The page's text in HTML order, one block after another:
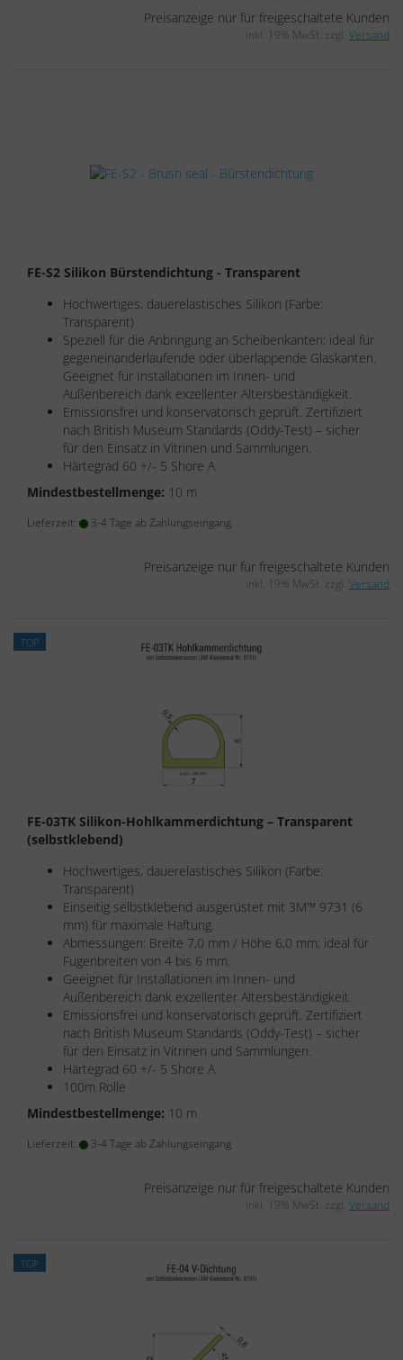
Preisanzeige nur für freigeschaltete Kunden
inkl. 19% MwSt. zzgl. Versand
FE-S2 Silikon Bürstendichtung - Transparent
Hochwertiges, dauerelastisches Silikon (Farbe:
Transparent)
Speziell für die Anbringung an Scheibenkanten; ideal für
gegeneinanderlaufende oder überlappende Glaskanten.
Geeignet für Installationen im Innen- und
Außenbereich dank exzellenter Altersbeständigkeit.
Emissionsfrei und konservatorisch geprüft. Zertifiziert
nach British Museum Standards (Oddy-Test) – sicher
für den Einsatz in Vitrinen und Sammlungen.
Härtegrad 60 +/- 5 Shore A
Mindestbestellmenge: 10 m
Lieferzeit: 3-4 Tage ab Zahlungseingang
Preisanzeige nur für freigeschaltete Kunden
inkl. 19% MwSt. zzgl. Versand
TOP
FE-03TK Silikon-Hohlkammerdichtung – Transparent
(selbstklebend)
Hochwertiges, dauerelastisches Silikon (Farbe:
Transparent)
Einseitig selbstklebend ausgerüstet mit 3M™ 9731 (6
mm) für maximale Haftung.
Abmessungen: Breite 7,0 mm / Höhe 6,0 mm; ideal für
Fugenbreiten von 4 bis 6 mm.
Geeignet für Installationen im Innen- und
Außenbereich dank exzellenter Altersbeständigkeit.
Emissionsfrei und konservatorisch geprüft. Zertifiziert
nach British Museum Standards (Oddy-Test) – sicher
für den Einsatz in Vitrinen und Sammlungen.
Härtegrad 60 +/- 5 Shore A
100m Rolle
Mindestbestellmenge: 10 m
Lieferzeit: 3-4 Tage ab Zahlungseingang
Preisanzeige nur für freigeschaltete Kunden
inkl. 19% MwSt. zzgl. Versand
TOP